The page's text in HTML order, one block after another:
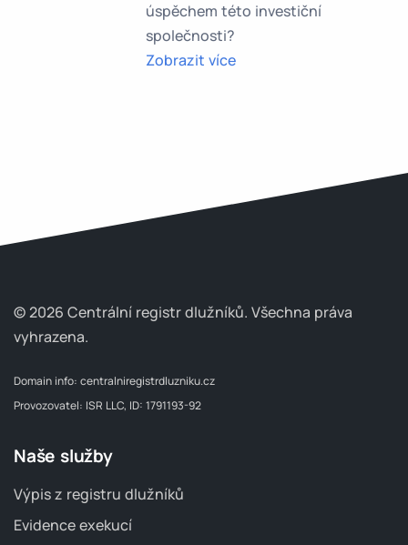
úspěchem této investiční
společnosti?
Zobrazit více
© 2026 Centrální registr dlužníků. Všechna práva
vyhrazena.
Domain info: centralniregistrdluzniku.cz
Provozovatel: ISR LLC, ID: 1791193-92
Naše služby
Výpis z registru dlužníků
Evidence exekucí